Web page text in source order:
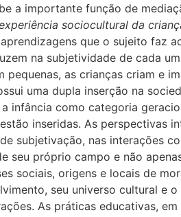
a importante função de
sociocultural da
que o sujeito faz
na subjetividade de cada
as crianças criam e
uma dupla inserção na
infância como categoria
inseridas. As perspectivas
subjetivação, nas interações
seu próprio campo e não
sociais, origens e locais de
seu universo cultural e
As práticas educativas,